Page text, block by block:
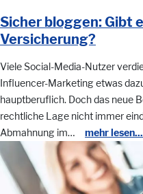
Sicher bloggen: Gibt
Versicherung?
Viele Social-Media-Nutzer
Influencer-Marketing etwas
hauptberuflich. Doch das neue
rechtliche Lage nicht immer
Abmahnung im…
mehr lesen...